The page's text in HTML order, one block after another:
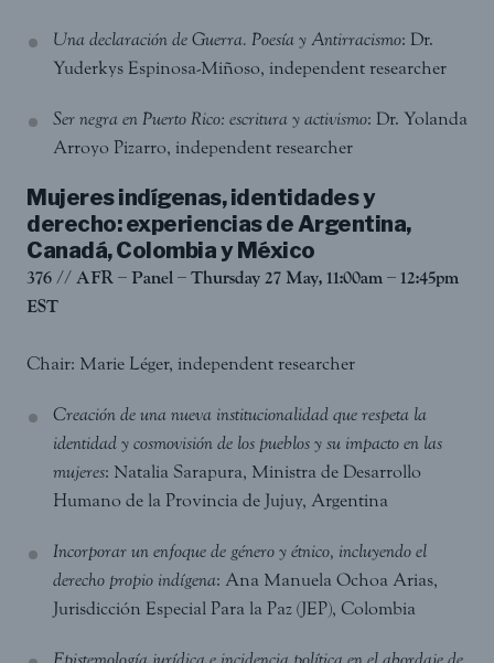
Una declaración de Guerra. Poesía y Antirracismo: Dr.
Yuderkys Espinosa-Miñoso, independent researcher
Ser negra en Puerto Rico: escritura y activismo: Dr. Yolanda
Arroyo Pizarro, independent researcher
Mujeres indígenas, identidades y
derecho: experiencias de Argentina,
Canadá, Colombia y México
376 // AFR – Panel – Thursday 27 May, 11:00am – 12:45pm
EST
Chair: Marie Léger, independent researcher
Creación de una nueva institucionalidad que respeta la
identidad y cosmovisión de los pueblos y su impacto en las
mujeres: Natalia Sarapura, Ministra de Desarrollo
Humano de la Provincia de Jujuy, Argentina
Incorporar un enfoque de género y étnico, incluyendo el
derecho propio indígena: Ana Manuela Ochoa Arias,
Jurisdicción Especial Para la Paz (JEP), Colombia